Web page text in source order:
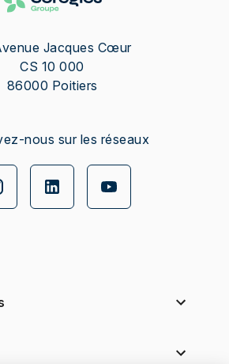
Jacques Cœur
CS 10 000
86000 Poitiers
nous sur les réseaux